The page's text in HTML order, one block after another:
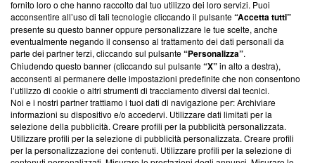
parte; Trust Project non ha ancora effettuato una verifica di
conformità agli standard.
Su di noi
Team editoriale
Corporate
Redazione
Informativa Privacy
fornito loro o che hanno raccolto dal tuo utilizzo dei loro servizi. Puoi
acconsentire all’uso di tali tecnologie cliccando il pulsante“Accetta tutti”
presente su questo banner oppure personalizzare le tue scelte, anche
eventualmente negando il consenso al trattamento dei dati personali da
parte dei partner terzi, cliccando sul pulsante“Personalizza”.
Chiudendo questo banner (cliccando sul pulsante“X”in alto a destra),
acconsenti al permanere delle impostazioni predefinite che non consentono
l’utilizzo di cookie o altri strumenti di tracciamento diversi dai tecnici.
Noi e i nostri partner trattiamo i tuoi dati di navigazione per: Archiviare
informazioni su dispositivo e/o accedervi. Utilizzare dati limitati per la
selezione della pubblicità. Creare profili per la pubblicità personalizzata.
Utilizzare profili per la selezione di pubblicità personalizzata. Creare profili
per la personalizzazione dei contenuti. Utilizzare profili per la selezione di